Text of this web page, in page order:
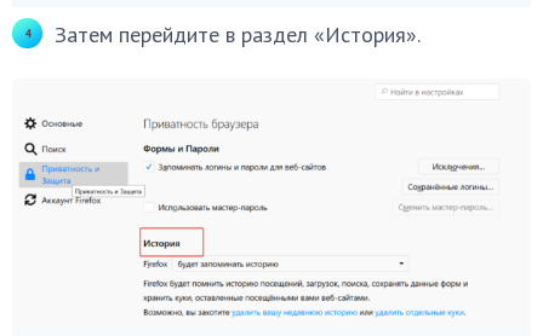
Затем перейдите в раздел «История».